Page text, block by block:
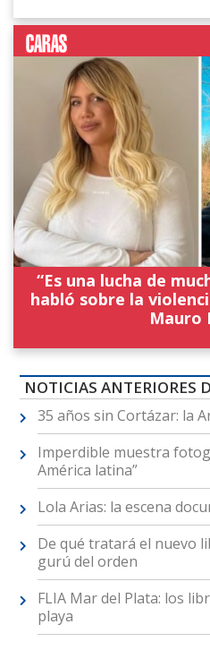
“Es una lucha de
habló sobre la
Mauro
NOTICIAS ANTERIORES
35 años sin Cortázar: la
Imperdible muestra
América latina”
Lola Arias: la escena
De qué tratará el nuevo
gurú del orden
FLIA Mar del Plata: los
playa